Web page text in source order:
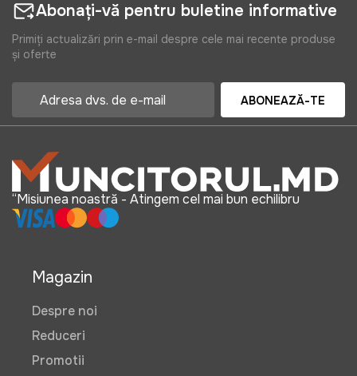
Abonați-vă pentru buletine informative
Primiți actualizări prin e-mail despre cele mai recente produse
și oferte
ABONEAZĂ-TE
“Misiunea noastră - Atingem cel mai bun echilibru
Magazin
Despre noi
Reduceri
Promotii